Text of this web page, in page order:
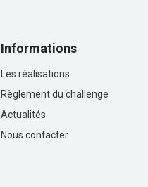
Informations
Les réalisations
Règlement du challenge
Actualités
Nous contacter